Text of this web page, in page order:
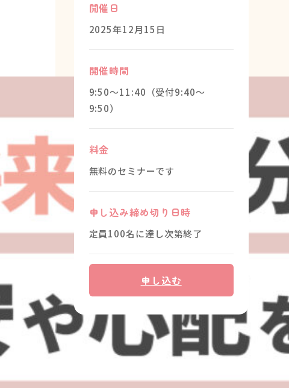
開催日
2025年12月15日
開催時間
9:50～11:40（受付9:40～
9:50）
料金
無料のセミナーです
申し込み締め切り日時
定員100名に達し次第終了
申し込む